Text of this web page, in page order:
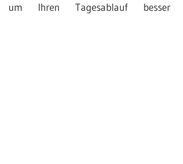
um Ihren Tagesablauf besser